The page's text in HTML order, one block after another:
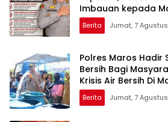
Imbauan kepada
Berita Jumat, 7
Polres Maros Hadir
Bersih Bagi
Krisis Air Bersih Di
Berita Jumat, 7